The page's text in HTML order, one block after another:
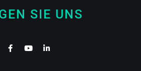
SIE UNS